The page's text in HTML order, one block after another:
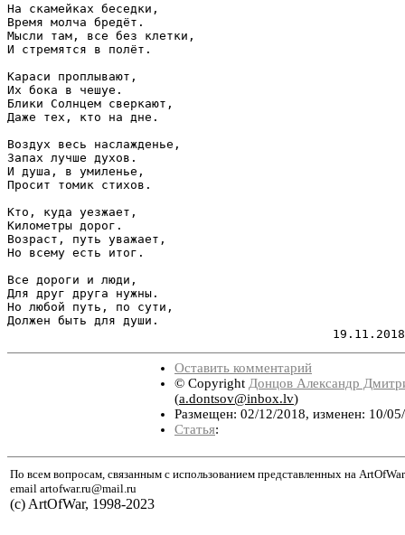
На скамейках беседки,
Время молча бредёт.
Мысли там, все без клетки,
И стремятся в полёт.
Караси проплывают,
Их бока в чешуе.
Блики Солнцем сверкают,
Даже тех, кто на дне.
Воздух весь наслажденье,
Запах лучше духов.
И душа, в умиленье,
Просит томик стихов.
Кто, куда уезжает,
Километры дорог.
Возраст, путь уважает,
Но всему есть итог.
Все дороги и люди,
Для друг друга нужны.
Но любой путь, по сути,
Должен быть для души.
Оставить комментарий
© Copyright Донцов Александр
(a.dontsov@inbox.lv)
Размещен: 02/12/2018, изменен: 10/
Статья:
По всем вопросам, связанным с использованием представленных на
email artofwar.ru@mail.ru
(с) ArtOfWar, 1998-2023